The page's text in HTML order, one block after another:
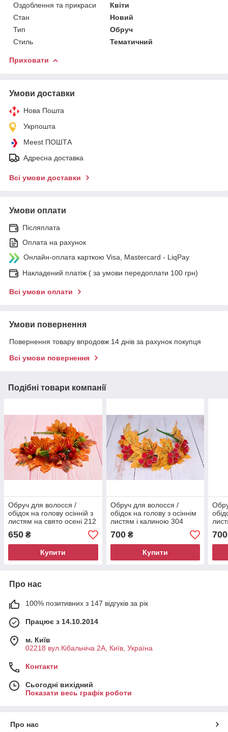
Оздоблення та прикраси
Квіти
Стан
Новий
Тип
Обруч
Стиль
Тематичний
Приховати
Умови доставки
Нова Пошта
Укрпошта
Meest ПОШТА
Адресна доставка
Всі умови доставки
Умови оплати
Післяплата
Оплата на рахунок
Онлайн-оплата карткою Visa, Mastercard - LiqPay
Накладений платіж ( за умови передоплати 100 грн)
Всі умови оплати
Умови повернення
Повернення товару впродовж 14 днів за рахунок покупця
Всі умови повернення
Подібні товари компанії
Обруч для волосся /
обідок на голову осінній з
листям на свято осені 212
650 ₴
Купити
Обруч для волосся /
обідок на голову з осіннім
листям і калиною 304
700₴
Купити
700
Про нас
100% позитивних з 147 відгуків за рік
Працює з 14.10.2014
м. Київ
02218 вул.Кібальчіча 2А, Київ, Україна
Контакти
Сьогодні вихідний
Показати весь графік роботи
Про нас